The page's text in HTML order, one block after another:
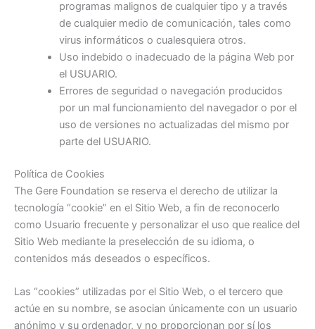
programas malignos de cualquier tipo y a través
de cualquier medio de comunicación, tales como
virus informáticos o cualesquiera otros.
Uso indebido o inadecuado de la página Web por
el USUARIO.
Errores de seguridad o navegación producidos
por un mal funcionamiento del navegador o por el
uso de versiones no actualizadas del mismo por
parte del USUARIO.
Política de Cookies
The Gere Foundation se reserva el derecho de utilizar la
tecnología “cookie” en el Sitio Web, a fin de reconocerlo
como Usuario frecuente y personalizar el uso que realice del
Sitio Web mediante la preselección de su idioma, o
contenidos más deseados o específicos.
Las “cookies” utilizadas por el Sitio Web, o el tercero que
actúe en su nombre, se asocian únicamente con un usuario
anónimo y su ordenador, y no proporcionan por sí los